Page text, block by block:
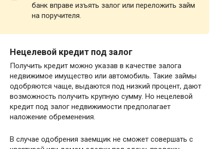
банк вправе изъять залог или переложить займ
на поручителя.
Нецелевой кредит под залог
Получить кредит можно указав в качестве залога
недвижимое имущество или автомобиль. Такие займы
одобряются чаще, выдаются под низкий процент, дают
возможность получить крупную сумму. Но нецелевой
кредит под залог недвижимости предполагает
наложение обременения.
В случае одобрения заемщик не сможет совершать с